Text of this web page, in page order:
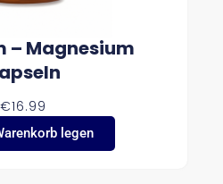
– Magnesium
€16.99
legen